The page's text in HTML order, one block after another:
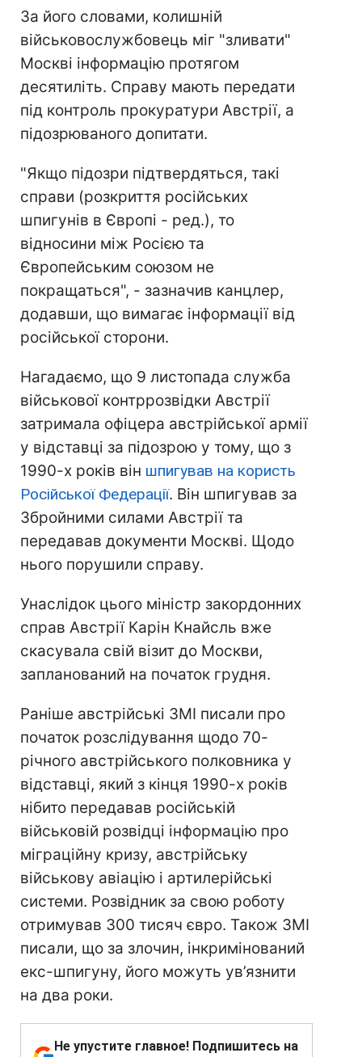
За його словами, колишній
військовослужбовець міг "зливати"
Москві інформацію протягом
десятиліть. Справу мають передати
під контроль прокуратури Австрії, а
підозрюваного допитати.
"Якщо підозри підтвердяться, такі
справи (розкриття російських
шпигунів в Європі - ред.), то
відносини між Росією та
Європейським союзом не
покращаться", - зазначив канцлер,
додавши, що вимагає інформації від
російської сторони.
Нагадаємо, що 9 листопада служба
військової контррозвідки Австрії
затримала офіцера австрійської армії
у відставці за підозрою у тому, що з
1990-х років він шпигував на користь
Російської Федерації. Він шпигував за
Збройними силами Австрії та
передавав документи Москві. Щодо
нього порушили справу.
Унаслідок цього міністр закордонних
справ Австрії Карін Кнайсль вже
скасувала свій візит до Москви,
запланований на початок грудня.
Раніше австрійські ЗМІ писали про
початок розслідування щодо 70-
річного австрійського полковника у
відставці, який з кінця 1990-х років
нібито передавав російській
військовій розвідці інформацію про
міграційну кризу, австрійську
військову авіацію і артилерійські
системи. Розвідник за свою роботу
отримував 300 тисяч євро. Також ЗМІ
писали, що за злочин, інкримінований
екс-шпигуну, його можуть ув’язнити
на два роки.
Не упустите главное! Подпишитесь на